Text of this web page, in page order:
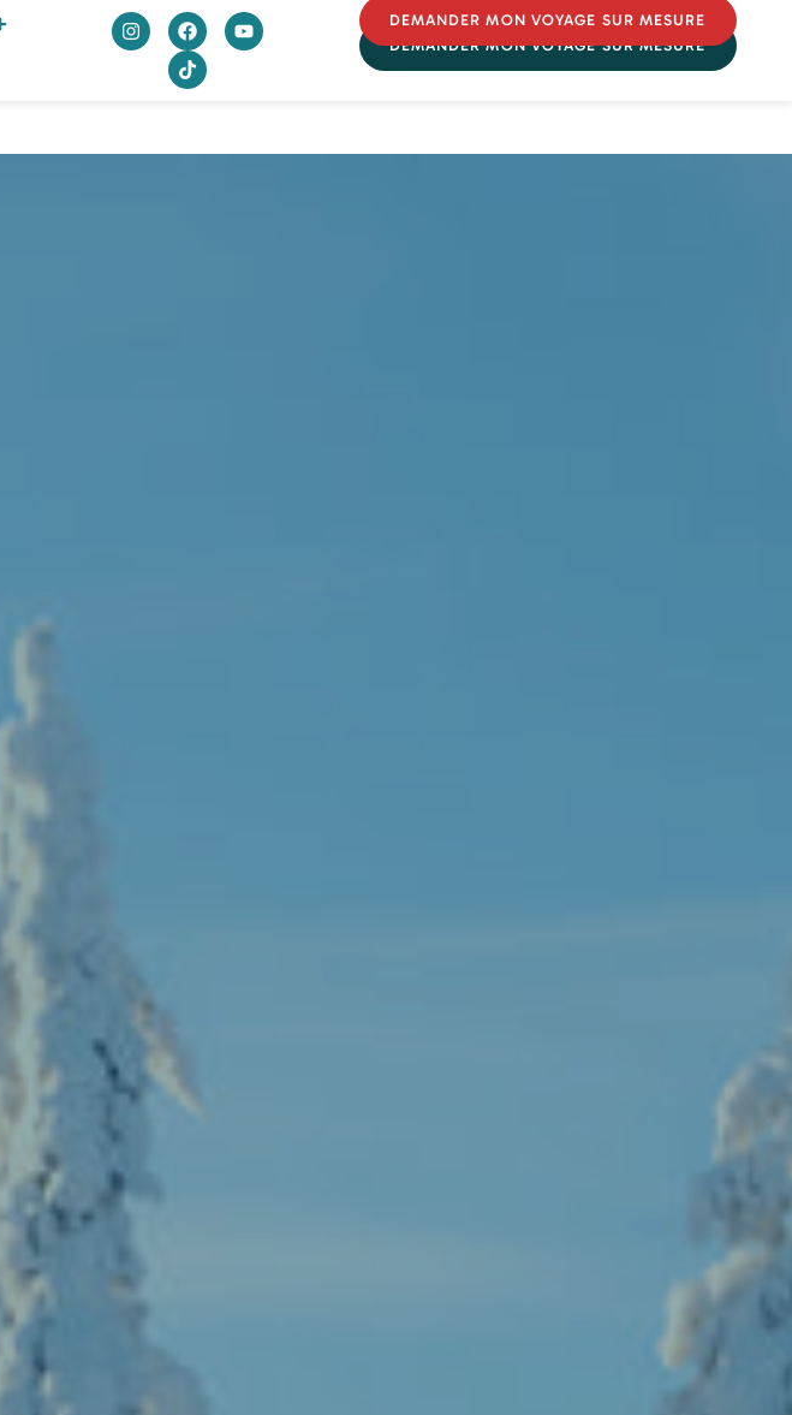
DEMANDER MON VOYAGE SUR MESURE
DEMANDER MON VOYAGE SUR MESURE